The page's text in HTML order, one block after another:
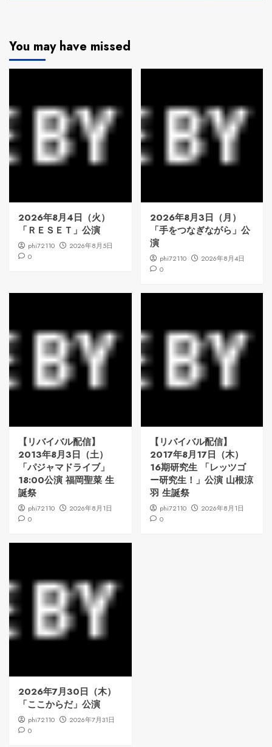
You may have missed
2026年8月4日（火）
「ＲＥＳＥＴ」公演
phi72110
2026年8月5日
0
2026年8月3日（月）
「手をつなぎながら」公
演
phi72110
2026年8月4日
0
【リバイバル配信】
2013年8月3日（土）
「パジャマドライブ」
18:00公演 福岡聖菜 生
誕祭
phi72110
2026年8月1日
0
【リバイバル配信】
2017年8月17日（木）
16期研究生 「レッツゴ
ー研究生！」公演 山根涼
羽 生誕祭
phi72110
2026年8月1日
0
2026年7月30日（木）
「ここからだ」公演
phi72110
2026年7月31日
0